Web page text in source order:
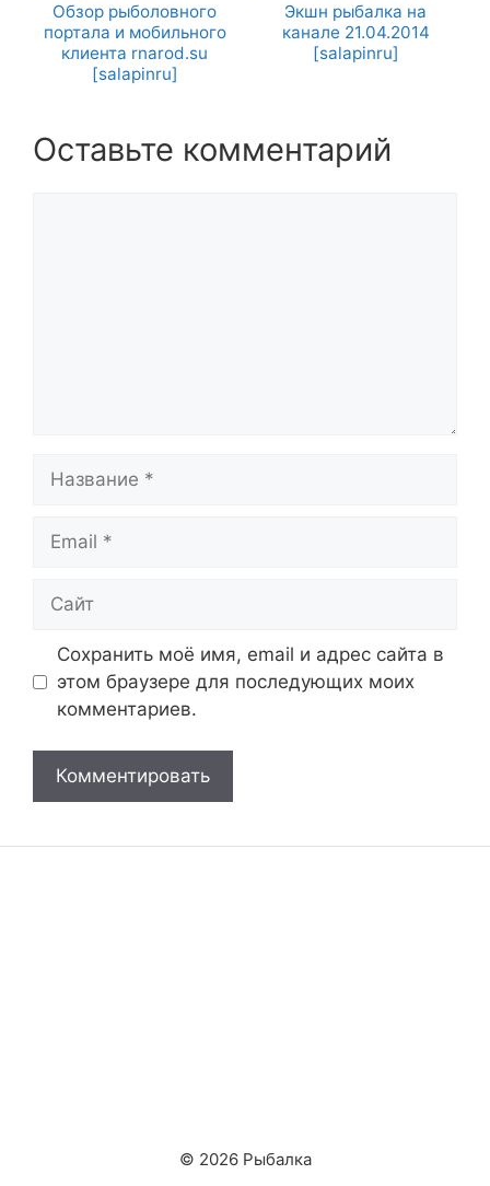
Обзор рыболовного
портала и мобильного
клиента rnarod.su
[salapinru]
Экшн рыбалка на
канале 21.04.2014
[salapinru]
Оставьте комментарий
Сохранить моё имя, email и адрес сайта в
этом браузере для последующих моих
комментариев.
© 2026 Рыбалка